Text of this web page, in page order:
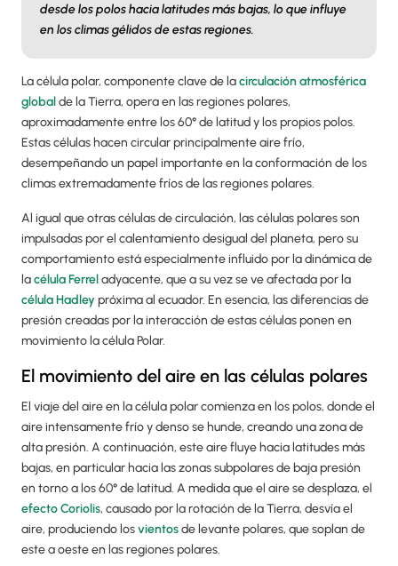
desde los polos hacia latitudes más bajas, lo que influye
en los climas gélidos de estas regiones.
La célula polar, componente clave de lacirculación atmosférica
globalde la Tierra, opera en las regiones polares,
aproximadamente entre los 60° de latitud y los propios polos.
Estas células hacen circular principalmente aire frío,
desempeñando un papel importante en la conformación de los
climas extremadamente fríos de las regiones polares.
Al igual que otras células de circulación, las células polares son
impulsadas por el calentamiento desigual del planeta, pero su
comportamiento está especialmente influido por la dinámica de
lacélula Ferreladyacente, que a su vez se ve afectada por la
célula Hadley próxima al ecuador. En esencia, las diferencias de
presión creadas por la interacción de estas células ponen en
movimiento la célula Polar.
El movimiento del aire en las células polares
El viaje del aire en la célula polar comienza en los polos, donde el
aire intensamente frío y denso se hunde, creando una zona de
alta presión. A continuación, este aire fluye hacia latitudes más
bajas, en particular hacia las zonas subpolares de baja presión
en torno a los 60° de latitud. A medida que el aire se desplaza, el
efecto Coriolis, causado por la rotación de la Tierra, desvía el
aire, produciendo losvientosde levante polares, que soplan de
este a oeste en las regiones polares.